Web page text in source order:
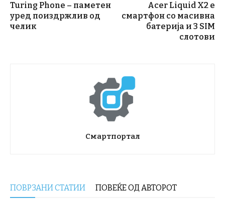
Turing Phone – паметен
уред поиздржлив од
челик
Acer Liquid X2 е
смартфон со масивна
батерија и 3 SIM
слотови
Смартпортал
ПОВРЗАНИ СТАТИИ ПОВЕЌЕ ОД АВТОРОТ